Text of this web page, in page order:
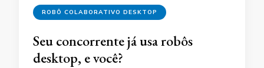
ROBÔ COLABORATIVO DESKTOP
Seu concorrente já usa robôs
desktop, e você?